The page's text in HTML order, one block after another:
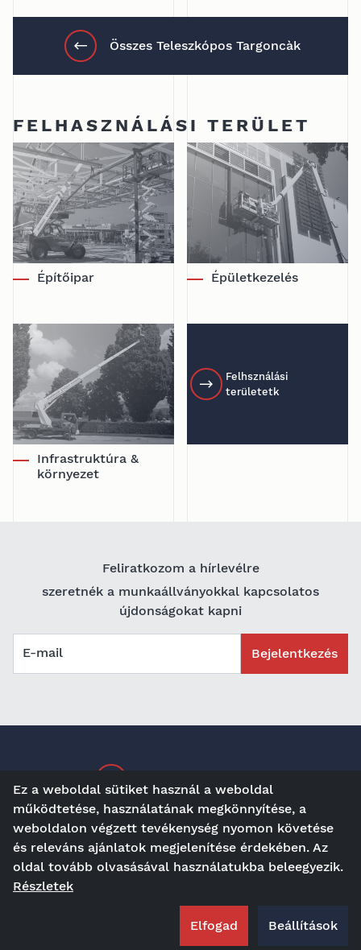
Összes Teleszkópos Targoncàk
FELHASZNÁLÁSI TERÜLET
Építőipar Épületkezelés
Infrastruktúra &
környezet
Felhsználási
területetk
Feliratkozom a hírlevélre
szeretnék a munkaállványokkal kapcsolatos
újdonságokat kapni
E-mail Bejelentkezés
AGBs
Ez a weboldal sütiket használ a weboldal
működtetése, használatának megkönnyítése, a
weboldalon végzett tevékenység nyomon követése
és releváns ajánlatok megjelenítése érdekében. Az
oldal tovább olvasásával használatukba beleegyezik.
Részletek
Beállítások
Elfogad